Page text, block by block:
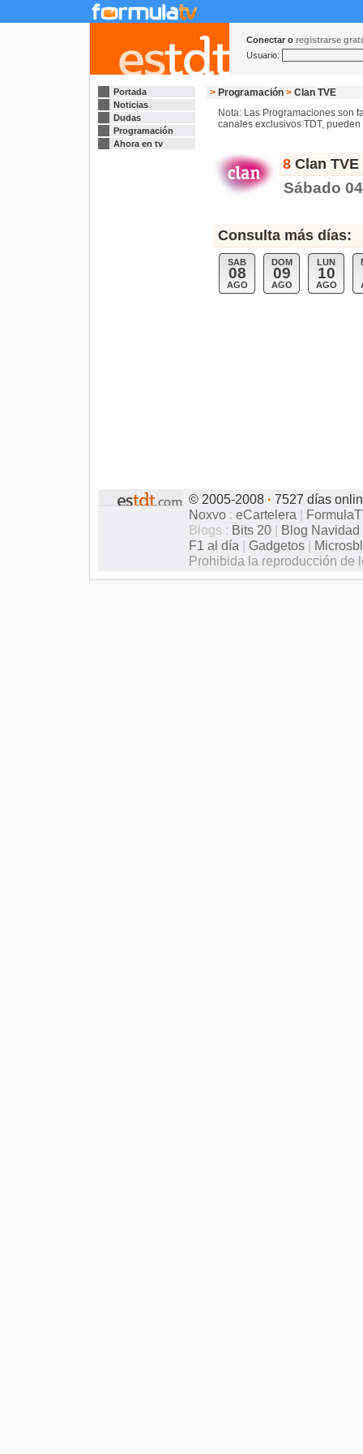
Conectar o registrarse
Usuario:
Portada
Noticias
Dudas
Programación
Ahora en tv
> Programación > Clan TVE
Nota: Las Programaciones son
canales exclusivos TDT,
8 Clan TVE
Sábado
Consulta más días:
SAB
08
AGO
DOM
09
AGO
LUN
10
AGO
© 2005-2008 · 7527 días
Noxvo : eCartelera |
Blogs : Bits 20 | Blog Navidad
F1 al día | Gadgetos |
Prohibida la reproducción de